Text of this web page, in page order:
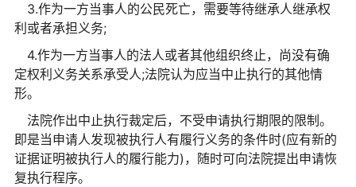
3.作为一方当事人的公民死亡，需要等待继承人继承权
利或者承担义务;
4.作为一方当事人的法人或者其他组织终止，尚没有确
定权利义务关系承受人;法院认为应当中止执行的其他情
形。
法院作出中止执行裁定后，不受申请执行期限的限制。
即是当申请人发现被执行人有履行义务的条件时(应有新的
证据证明被执行人的履行能力)，随时可向法院提出申请恢
复执行程序。